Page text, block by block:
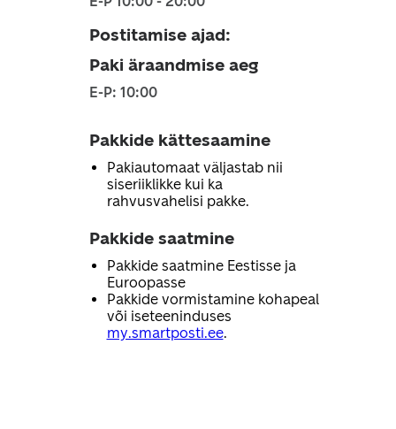
Postitamise ajad:
Paki äraandmise aeg
E-P: 10:00
Pakkide kättesaamine
Pakiautomaat väljastab nii
siseriiklikke kui ka
rahvusvahelisi pakke.
Pakkide saatmine
Pakkide saatmine Eestisse ja
Euroopasse
Pakkide vormistamine kohapeal
või iseteeninduses
my.smartposti.ee.